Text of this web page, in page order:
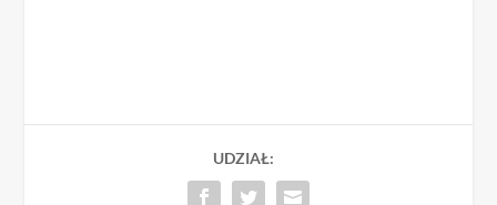
UDZIAŁ: